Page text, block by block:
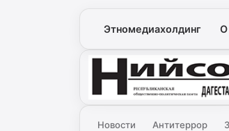
Этномедиахолдинг О
Нийсо
Новости Антитеррор